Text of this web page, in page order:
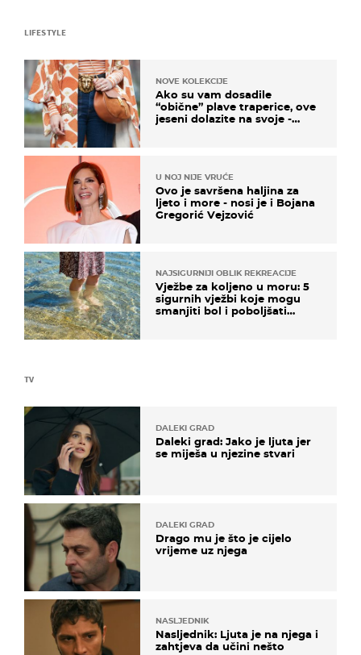
TV
DALEKI GRAD
Daleki grad: Jako je ljuta jer
se miješa u njezine stvari
DALEKI GRAD
Drago mu je što je cijelo
vrijeme uz njega
NASLJEDNIK
Nasljednik: Ljuta je na njega i
zahtjeva da učini nešto
LIFESTYLE
NOVE KOLEKCIJE
Ako su vam dosadile
“obične” plave traperice, ove
jeseni dolazite na svoje -
U NOJ NIJE VRUĆE
Ovo je savršena haljina za
ljeto i more - nosi je i Bojana
Gregorić Vejzović
NAJSIGURNIJI OBLIK REKREACIJE
Vježbe za koljeno u moru: 5
sigurnih vježbi koje mogu
smanjiti bol i poboljšati